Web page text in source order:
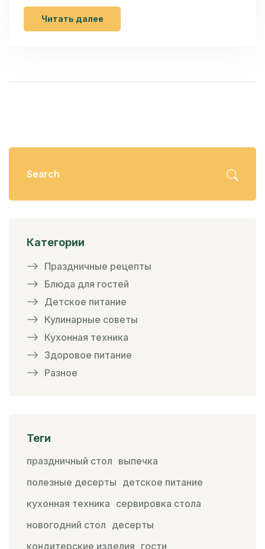
Читать далее
Категории
Праздничные рецепты
Блюда для гостей
Детское питание
Кулинарные советы
Кухонная техника
Здоровое питание
Разное
Теги
праздничный стол выпечка
полезные десерты детское питание
кухонная техника сервировка стола
новогодний стол десерты
кондитерские изделия гости